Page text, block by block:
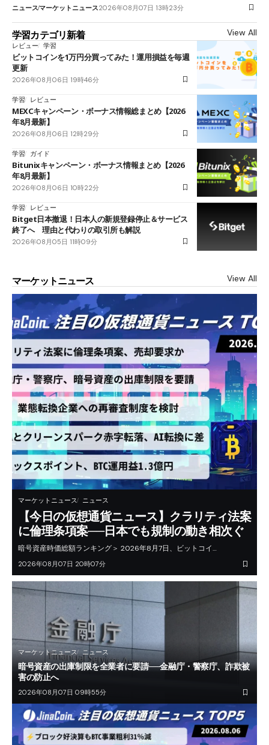
ニュースマーケットニュース2026年08月07日 13時23分
学習カテゴリ新着 View All
レビュー 学習
ビットコインを1万円分買ってみた！運用損益を毎週
更新
2026年08月06日 19時46分
学習 レビュー
MEXCキャンペーン・ボーナス情報総まとめ【2026
年8月最新】
2026年08月06日 12時29分
学習 ガイド
Bitunixキャンペーン・ボーナス情報まとめ【2026
年8月最新】
2026年08月06日 10時22分
学習 レビュー
Bitget日本撤退！日本人の新規登録停止＆サービス
終了へ 理由と代わりの取引所も解説
2026年08月05日 11時09分
マーケットニュース View All
マーケットニュース ニュース
【今日の仮想通貨ニュース】クラリティ法案
に倫理条項案──日本でも規制の動き相次ぐ
暗号資産時価総額ランキング＞ 2026年8月7日、ビットコイ…
2026年08月07日 20時07分
マーケットニュース ニュース
暗号資産の出庫制限を全業者に要請──金融庁・警察庁、詐欺被
害の防止へ
2026年08月07日 09時55分